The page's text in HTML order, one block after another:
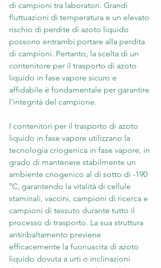
di campioni tra laboratori. Grandi
fluttuazioni di temperatura e un elevato
rischio di perdite di azoto liquido
possono entrambi portare alla perdita
di campioni. Pertanto, la scelta di un
contenitore per il trasporto di azoto
liquido in fase vapore sicuro e
affidabile è fondamentale per garantire
l'integrità del campione.
I contenitori per il trasporto di azoto
liquido in fase vapore utilizzano la
tecnologia criogenica in fase vapore, in
grado di mantenere stabilmente un
ambiente criogenico al di sotto di -190
°C, garantendo la vitalità di cellule
staminali, vaccini, campioni di ricerca e
campioni di tessuto durante tutto il
processo di trasporto. La sua struttura
antiribaltamento previene
efficacemente la fuoriuscita di azoto
liquido dovuta a urti o inclinazioni